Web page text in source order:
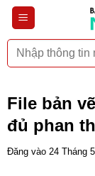
Bỏ
qua
nộiTìm
kiếm:
File bản
đủ phan
Đăng vào 24 Tháng